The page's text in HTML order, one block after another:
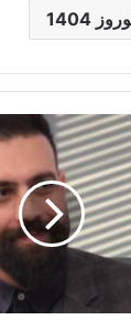
1404